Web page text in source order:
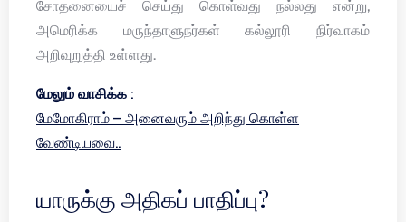
சோதனையைச் செய்து கொள்வது நல்லது என்று,
அமெரிக்க மருந்தாளுநர்கள் கல்லூரி நிர்வாகம்
அறிவுறுத்தி உள்ளது.
மேலும் வாசிக்க :
மேமோகிராம் – அனைவரும் அறிந்து கொள்ள
வேண்டியவை..
யாருக்கு அதிகப் பாதிப்பு?